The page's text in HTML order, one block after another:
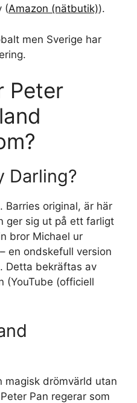
(Amazon (nätbutik)).
men Sverige har
Peter
Darling?
Barries original, är här
ger sig ut på ett farligt
bror Michael ur
en ondskefull version
Detta bekräftas av
(YouTube (officiell
magisk drömvärld utan
Pan regerar som